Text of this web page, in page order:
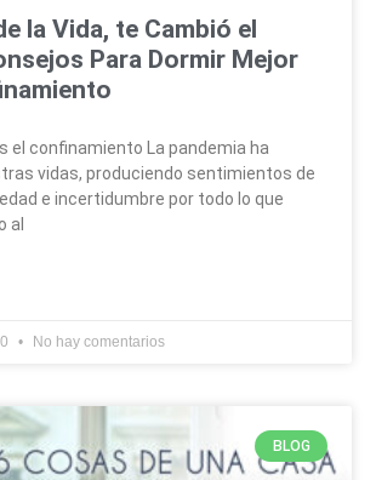
la Vida, te Cambió el
Para Dormir Mejor
el confinamiento La pandemia ha
vidas, produciendo sentimientos de
e incertidumbre por todo lo que
al
No hay comentarios
BLOG